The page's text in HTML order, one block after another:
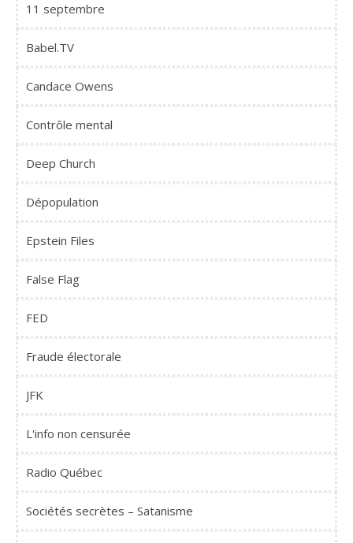
11 septembre
Babel.TV
Candace Owens
Contrôle mental
Deep Church
Dépopulation
Epstein Files
False Flag
FED
Fraude électorale
JFK
L'info non censurée
Radio Québec
Sociétés secrètes – Satanisme